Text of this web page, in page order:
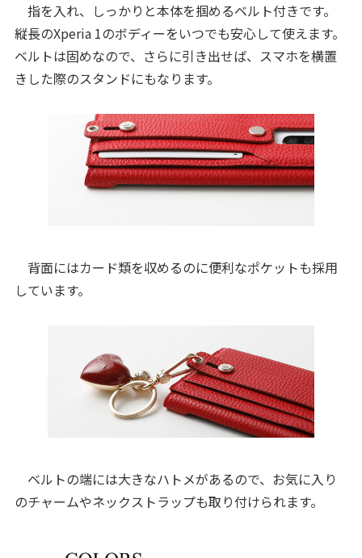
指を入れ、しっかりと本体を掴めるベルト付きです。
縦長のXperia 1のボディーをいつでも安心して使えます。
ベルトは固めなので、さらに引き出せば、スマホを横置
きした際のスタンドにもなります。
背面にはカード類を収めるのに便利なポケットも採用
しています。
ベルトの端には大きなハトメがあるので、お気に入り
のチャームやネックストラップも取り付けられます。